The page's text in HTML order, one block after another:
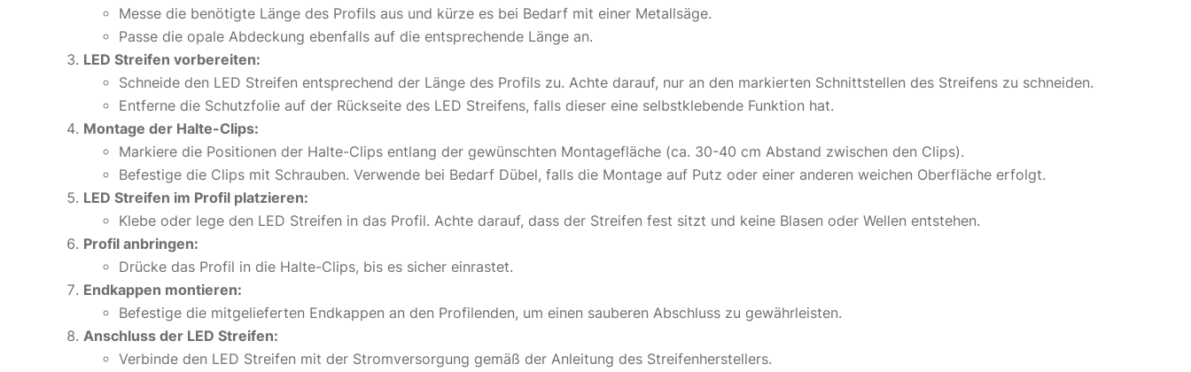
Messe die benötigte Länge des Profils aus und kürze es bei Bedarf mit einer Metallsäge.
Passe die opale Abdeckung ebenfalls auf die entsprechende Länge an.
LED Streifen vorbereiten:
Schneide den LED Streifen entsprechend der Länge des Profils zu. Achte darauf, nur an den markierten Schnittstellen des Streifens zu schneiden.
Entferne die Schutzfolie auf der Rückseite des LED Streifens, falls dieser eine selbstklebende Funktion hat.
Montage der Halte-Clips:
Markiere die Positionen der Halte-Clips entlang der gewünschten Montagefläche (ca. 30-40 cm Abstand zwischen den Clips).
Befestige die Clips mit Schrauben. Verwende bei Bedarf Dübel, falls die Montage auf Putz oder einer anderen weichen Oberfläche erfolgt.
LED Streifen im Profil platzieren:
Klebe oder lege den LED Streifen in das Profil. Achte darauf, dass der Streifen fest sitzt und keine Blasen oder Wellen entstehen.
Profil anbringen:
Drücke das Profil in die Halte-Clips, bis es sicher einrastet.
Endkappen montieren:
Befestige die mitgelieferten Endkappen an den Profilenden, um einen sauberen Abschluss zu gewährleisten.
Anschluss der LED Streifen:
Verbinde den LED Streifen mit der Stromversorgung gemäß der Anleitung des Streifenherstellers.